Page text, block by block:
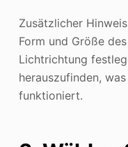
Zusätzlicher
Form und Größe
Lichtrichtung
herauszufinden,
funktioniert.